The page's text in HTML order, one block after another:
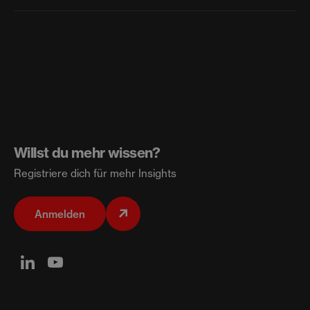
Willst du mehr wissen?
Registriere dich für mehr Insights
Anmelden